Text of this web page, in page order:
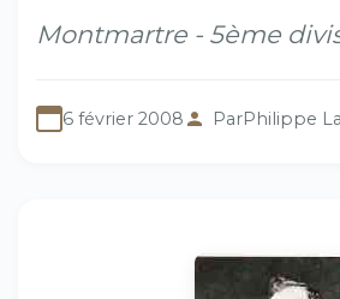
Montmartre - 5ème
6 février 2008 ParPhilippe